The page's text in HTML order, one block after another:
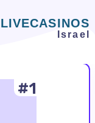
משחקים אונליין
#1